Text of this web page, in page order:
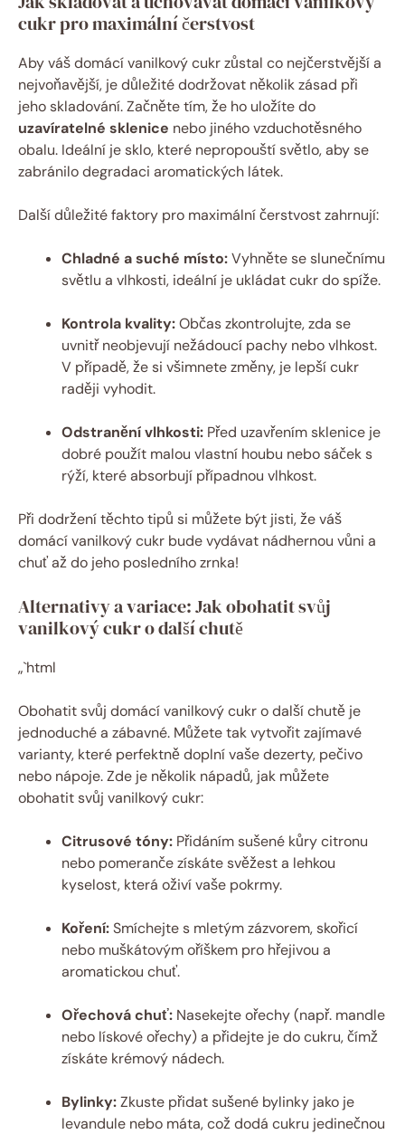
cukr pro maximální čerstvost
Aby váš domácí vanilkový cukr zůstal co nejčerstvější a
nejvoňavější, je důležité dodržovat několik zásad při
jeho skladování. Začněte tím, že ho uložíte do
uzavíratelné sklenice nebo jiného vzduchotěsného
obalu. Ideální je sklo, které nepropouští světlo, aby se
zabránilo degradaci aromatických látek.
Další důležité faktory pro maximální čerstvost zahrnují:
Chladné a suché místo:Vyhněte se slunečnímu
světlu a vlhkosti, ideální je ukládat cukr do spíže.
Kontrola kvality:Občas zkontrolujte, zda se
uvnitř neobjevují nežádoucí pachy nebo vlhkost.
V případě, že si všimnete změny, je lepší cukr
raději vyhodit.
Odstranění vlhkosti: Před uzavřením sklenice je
dobré použít malou vlastní houbu nebo sáček s
rýží, které absorbují případnou vlhkost.
Při dodržení těchto tipů si můžete být jisti, že váš
domácí vanilkový cukr bude vydávat nádhernou vůni a
chuť až do jeho posledního zrnka!
Alternativy a variace: Jak obohatit svůj
vanilkový cukr o další chutě
„`html
Obohatit svůj domácí vanilkový cukr o další chutě je
jednoduché a zábavné. Můžete tak vytvořit zajímavé
varianty, které perfektně doplní vaše dezerty, pečivo
nebo nápoje. Zde je několik nápadů, jak můžete
obohatit svůj vanilkový cukr:
Citrusové tóny: Přidáním sušené kůry citronu
nebo pomeranče získáte svěžest a lehkou
kyselost, která oživí vaše pokrmy.
Koření:Smíchejte s mletým zázvorem, skořicí
nebo muškátovým oříškem pro hřejivou a
aromatickou chuť.
Ořechová chuť: Nasekejte ořechy (např. mandle
nebo lískové ořechy) a přidejte je do cukru, čímž
získáte krémový nádech.
Bylinky:Zkuste přidat sušené bylinky jako je
levandule nebo máta, což dodá cukru jedinečnou